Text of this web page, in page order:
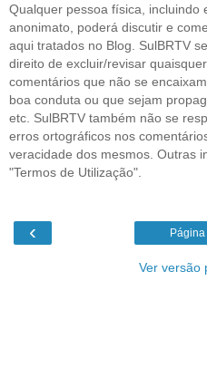
Qualquer pessoa física, incluindo
anonimato, poderá discutir e
aqui tratados no Blog. SulBRTV
direito de excluir/revisar
comentários que não se
boa conduta ou que sejam
etc. SulBRTV também não se
erros ortográficos nos
veracidade dos mesmos. Outras
"Termos de Utilização".
‹
Ver versão